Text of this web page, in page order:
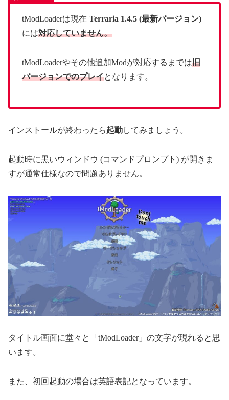
tModLoaderは現在 Terraria 1.4.5 (最新バージョン)
には対応していません。
tModLoaderやその他追加Modが対応するまでは旧
バージョンでのプレイとなります。
インストールが終わったら起動してみましょう。
起動時に黒いウィンドウ (コマンドプロンプト) が開きま
すが通常仕様なので問題ありません。
タイトル画面に堂々と「tModLoader」の文字が現れると思
います。
また、初回起動の場合は英語表記となっています。